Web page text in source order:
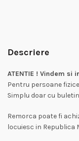
Descriere
ATENTIE ! Vindem si
Pentru persoane
Simplu doar cu
Remorca poate fi
locuiesc in Republica